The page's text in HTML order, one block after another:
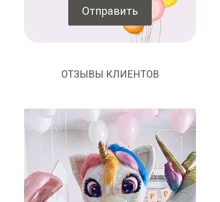
Отправить
ОТЗЫВЫ КЛИЕНТОВ